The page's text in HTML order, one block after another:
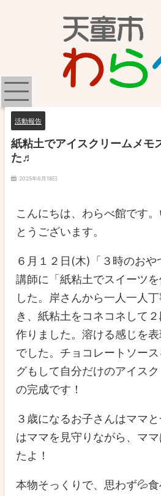
活動報告
紙粘土でアイスクリームメモ
た♬
2025年6月18日
こんにちは、わらべ館です
とうございます。
６月１２日(木)「３時のお
講師に「紙粘土でスイーツ
した。岸さんから一人一人
き、紙粘土をコネコネして
作りました。溶ける感じを
でした。チョコレートソー
グもして自分だけのアイス
の完成です！
３歳になるお子さんはママ
はママを見守りながら、マ
たよ！
本物そっくりで、思わず💦